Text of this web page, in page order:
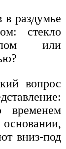
в раздумье
стекло
или
вопрос
временем
вниз-под